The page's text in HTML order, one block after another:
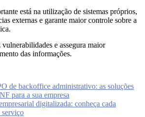
está na utilização de sistemas próprios,
externas e garante maior controle sobre a
e assegura maior
das informações.
de backoffice administrativo: as soluções
para a sua empresa
digitalizada: conheça cada
serviço